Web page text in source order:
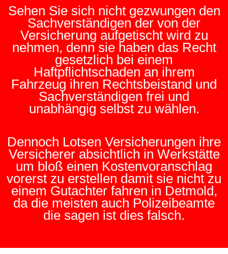
Sehen Sie sich nicht gezwungen den
Sachverständigen der von der
Versicherung aufgetischt wird zu
nehmen, denn sie haben das Recht
gesetzlich bei einem
Haftpflichtschaden an ihrem
Fahrzeug ihren Rechtsbeistand und
Sachverständigen frei und
unabhängig selbst zu wählen.
Dennoch Lotsen Versicherungen ihre
Versicherer absichtlich in Werkstätte
um bloß einen Kostenvoranschlag
vorerst zu erstellen damit sie nicht zu
einem Gutachter fahren in Detmold,
da die meisten auch Polizeibeamte
die sagen ist dies falsch.